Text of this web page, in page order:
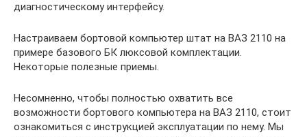
диагностическому интерфейсу.
Настраиваем бортовой компьютер штат на ВАЗ 2110 на
примере базового БК люксовой комплектации.
Некоторые полезные приемы.
Несомненно, чтобы полностью охватить все
возможности бортового компьютера на ВАЗ 2110, стоит
ознакомиться с инструкцией эксплуатации по нему. Мы